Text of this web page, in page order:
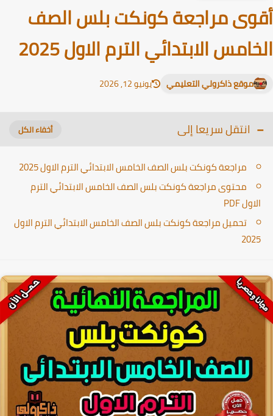
مراجعة كونكت بلس الصف
الابتدائي الترم الاول 2025
موقع ذاكرولي التعليمي يونيو 12, 2026
انتقل سريعا إلى
مراجعة كونكت بلس الصف الخامس الابتدائي الترم الاول 2025
محتوى مراجعة كونكت بلس الصف الخامس الابتدائي الترم
الاول PDF
تحميل مراجعة كونكت بلس الصف الخامس الابتدائي الترم الاول
2025